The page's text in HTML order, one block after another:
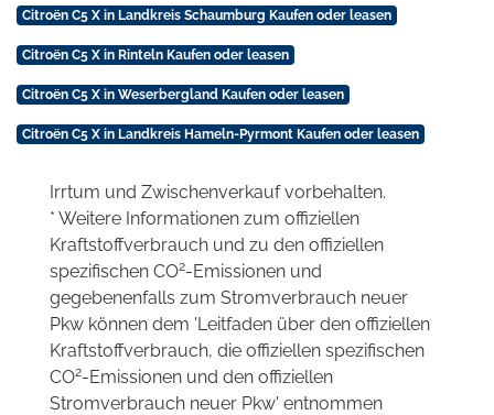
Citroën C5 X in Landkreis Schaumburg Kaufen oder leasen
Citroën C5 X in Rinteln Kaufen oder leasen
Citroën C5 X in Weserbergland Kaufen oder leasen
Citroën C5 X in Landkreis Hameln-Pyrmont Kaufen oder leasen
Irrtum und Zwischenverkauf vorbehalten.
* Weitere Informationen zum offiziellen
Kraftstoffverbrauch und zu den offiziellen
spezifischen CO2-Emissionen und
gegebenenfalls zum Stromverbrauch neuer
Pkw können dem 'Leitfaden über den offiziellen
Kraftstoffverbrauch, die offiziellen spezifischen
CO2-Emissionen und den offiziellen
Stromverbrauch neuer Pkw' entnommen